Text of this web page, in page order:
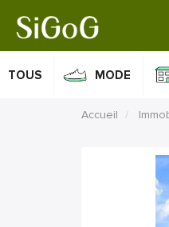
TOUS MODE
Accueil